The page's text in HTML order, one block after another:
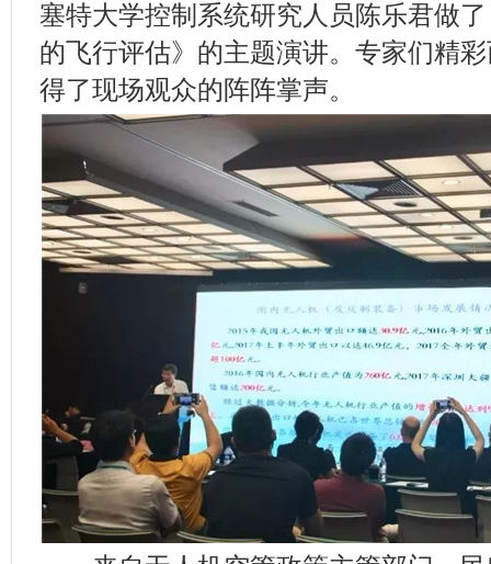
塞特大学控制系统研究人员陈乐君做
的飞行评估》的主题演讲。专家们精
得了现场观众的阵阵掌声。